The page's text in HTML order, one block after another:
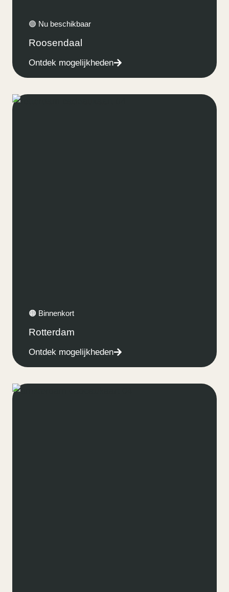
🟢 Nu beschikbaar
Roosendaal
Ontdek mogelijkheden
🟠 Binnenkort
Rotterdam
Ontdek mogelijkheden